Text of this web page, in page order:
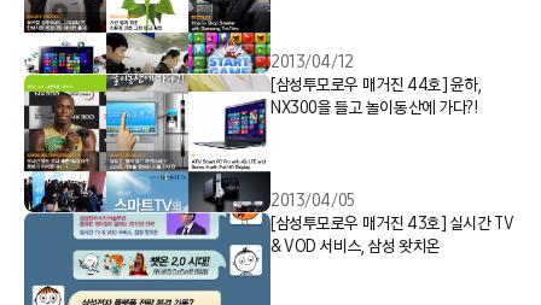
2013/04/12
[삼성투모로우 매거진 44호] 윤하,
NX300을 들고 놀이동산에 가다?!
2013/04/05
[삼성투모로우 매거진 43호] 실시간 TV
& VOD 서비스, 삼성 왓치온